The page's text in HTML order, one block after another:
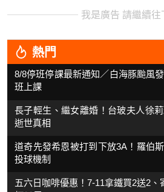
我是廣告 請繼續往
熱門
8/8停班停課最新通知／白海豚颱風
班上課
長子輕生、繼女離婚！台玻夫人徐
逝世真相
道奇先發希恩被打到下放3A！羅伯
投球機制
五六日咖啡優惠！7-11拿鐵買2送2